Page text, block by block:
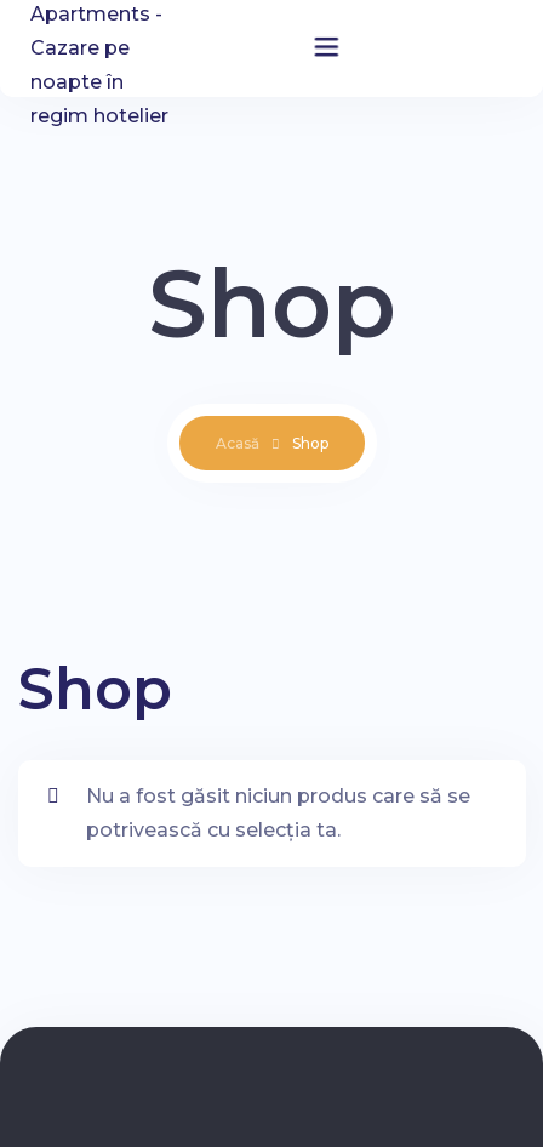
Blog
Contact
Shop
Acasă Shop
Shop
Nu a fost găsit niciun produs care să se
potrivească cu selecția ta.